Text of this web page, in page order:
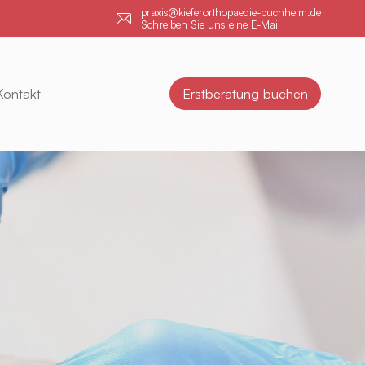
praxis@kieferorthopaedie-puchheim.de
Schreiben Sie uns eine E-Mail
Erstberatung buchen